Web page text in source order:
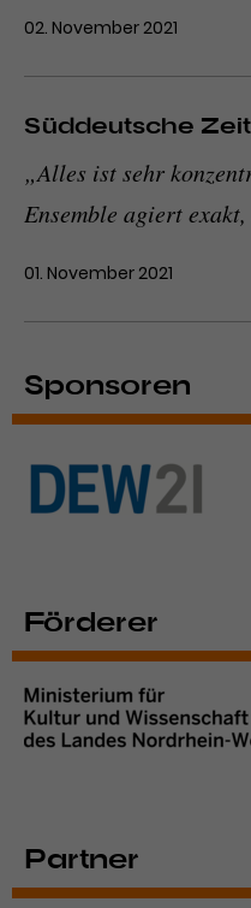
02. November 2021
Süddeutsche
„Alles ist sehr
Ensemble agiert
01. November 2021
Sponsoren
Förderer
Partner